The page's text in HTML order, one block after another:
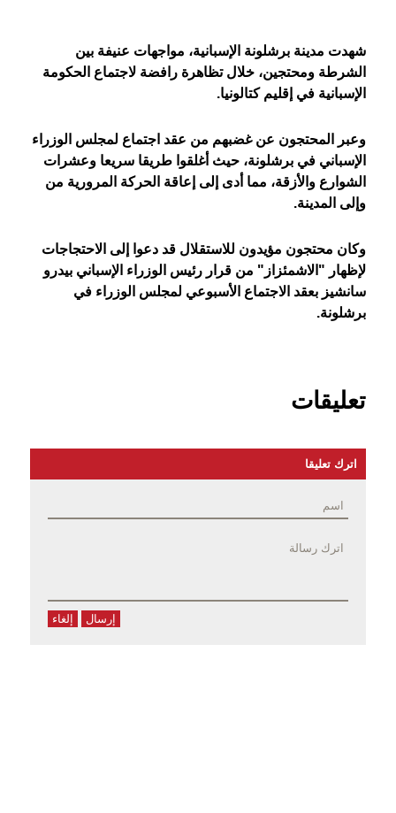
شهدت مدينة برشلونة الإسبانية، مواجهات عنيفة بين
الشرطة ومحتجين، خلال تظاهرة رافضة لاجتماع الحكومة
الإسبانية في إقليم كتالونيا.
وعبر المحتجون عن غضبهم من عقد اجتماع لمجلس الوزراء
الإسباني في برشلونة، حيث أغلقوا طريقا سريعا وعشرات
الشوارع والأزقة، مما أدى إلى إعاقة الحركة المرورية من
وإلى المدينة.
وكان محتجون مؤيدون للاستقلال قد دعوا إلى الاحتجاجات
لإظهار "الاشمئزاز" من قرار رئيس الوزراء الإسباني بيدرو
سانشيز بعقد الاجتماع الأسبوعي لمجلس الوزراء في
برشلونة.
تعليقات
اترك تعليقا
إرسال إلغاء